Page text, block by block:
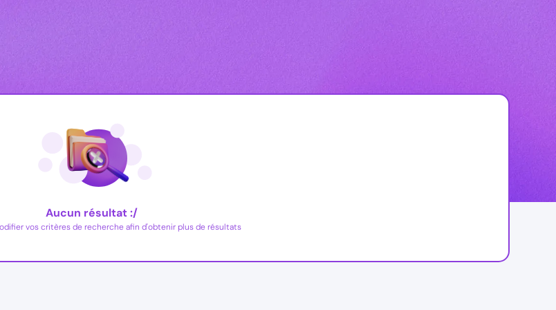
Aucun résultat :/
vos critères de recherche afin d'obtenir plus de résultats